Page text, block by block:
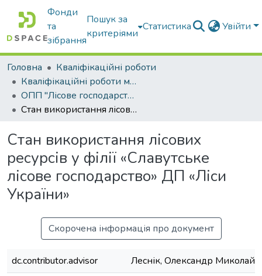
Фонди
та
зібрання
Пошук за
критеріями
Статистика Увійти
Головна
Кваліфікаційні роботи
Кваліфікаційні роботи магістрів
ОПП "Лісове господарство"
Стан використання лісових ресурсів у філії «Славутське лісове господарство» ДП «Ліси України»
Стан використання лісових
ресурсів у філії «Славутське
лісове господарство» ДП «Ліси
України»
Скорочена інформація про документ
dc.contributor.advisor
Леснік, Олександр